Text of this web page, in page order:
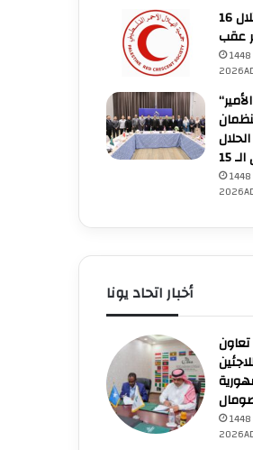
الخميس 23 صفر 1448AH 6-8-2026AD
الإسلامي تدين
وتحذر من
اللاجئين
16 إصابة جراء عدوان الاحتلال
عقب
الخميس 23 صفر 1448AH 6-8-
“كومستيك” وجامعة الأمير
15
الخميس 23 صفر 1448AH 6-8-
أخبار اتحاد يونا
الثلاثاء 21 صفر 1448AH 4-8-